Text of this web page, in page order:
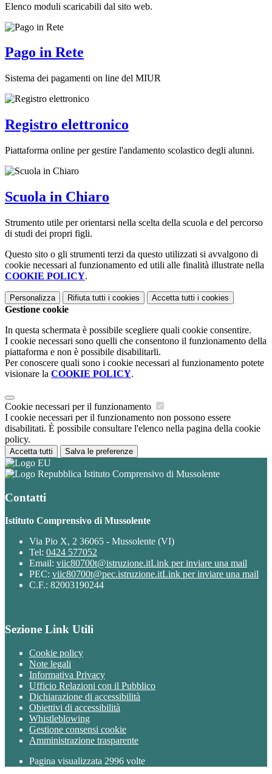
Elenco moduli scaricabili dal sito web.
Pago in Rete
Sistema dei pagamenti on line del MIUR
Registro elettronico
Piattaforma online per gestire l'andamento scolastico degli alunni.
Scuola in Chiaro
Strumento utile per orientarsi nella scelta della scuola e del percorso
di studi dei propri figli.
Questo sito o gli strumenti terzi da questo utilizzati si avvalgono di
cookie necessari al funzionamento ed utili alle finalità illustrate nella
COOKIE POLICY.
Personalizza Rifiuta tutti i cookies Accetta tutti i cookies
Gestione cookie
In questa schermata è possibile scegliere quali cookie consentire.
I cookie necessari sono quelli che consentono il funzionamento della
piattaforma e non è possibile disabilitarli.
Per conoscere quali sono i cookie necessari al funzionamento potete
visionare la COOKIE POLICY.
Cookie necessari per il funzionamento
I cookie necessari per il funzionamento non possono essere
disabilitati. È possibile consultare l'elenco nella pagina della cookie
policy.
Accetta tutti Salva le preferenze
Istituto Comprensivo di Mussolente
Contatti
Istituto Comprensivo di Mussolente
Via Pio X, 2 36065 - Mussolente (VI)
Tel: 0424 577052
Email: viic80700t@istruzione.itLink per inviare una mail
PEC: viic80700t@pec.istruzione.itLink per inviare una mail
C.F.: 82003190244
Sezione Link Utili
Cookie policy
Note legali
Informativa Privacy
Ufficio Relazioni con il Pubblico
Dichiarazione di accessibilità
Obiettivi di accessibilità
Whistleblowing
Gestione consensi cookie
Amministrazione trasparente
Pagina visualizzata 2996 volte